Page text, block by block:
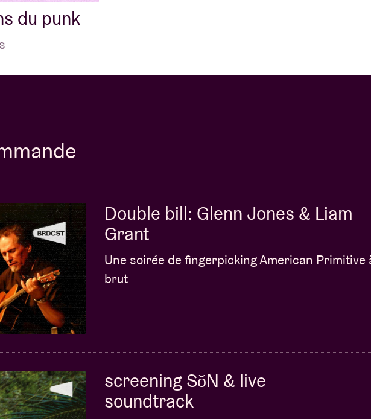
du punk
Double bill: Glenn Jones & Liam
Grant
Une soirée de fingerpicking American Primitive
brut
screening SǒN & live
soundtrack